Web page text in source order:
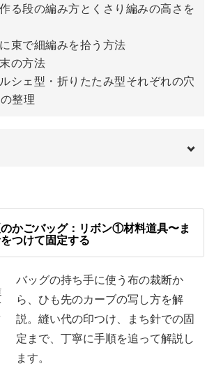
編む
る段の編み方とくさり編みの高さを
束で細編みを拾う方法
の方法
シェ型・折りたたみ型それぞれの穴
整理
て
マーカーをつける
編む（バケツ15段目） 05:08
目・糸処理（バケツ16〜17
07:50
かごバッグ：リボン①材料道具〜ま
つけて固定する
バッグの持ち手に使う布の裁断か
ら、ひも先のカーブの写し方を解
説。縫い代の印つけ、まち針での固
定まで、丁寧に手順を追って解説し
ます。